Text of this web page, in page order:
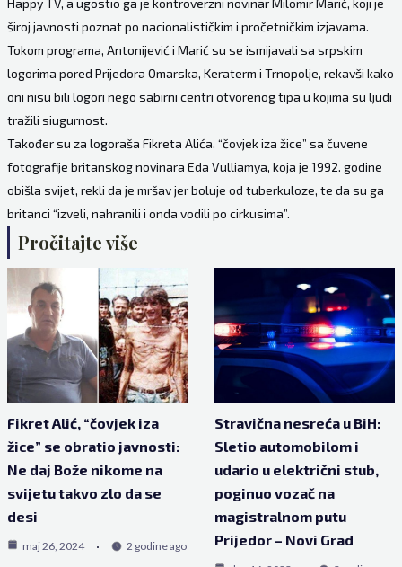
Happy TV, a ugostio ga je kontroverzni novinar Milomir Marić, koji je
široj javnosti poznat po nacionalističkim i pročetničkim izjavama.
Tokom programa, Antonijević i Marić su se ismijavali sa srpskim
logorima pored Prijedora Omarska, Keraterm i Trnopolje, rekavši kako
oni nisu bili logori nego sabirni centri otvorenog tipa u kojima su ljudi
tražili siugurnost.
Također su za logoraša Fikreta Alića, “čovjek iza žice” sa čuvene
fotografije britanskog novinara Eda Vulliamya, koja je 1992. godine
obišla svijet, rekli da je mršav jer boluje od tuberkuloze, te da su ga
britanci “izveli, nahranili i onda vodili po cirkusima”.
Pročitajte više
Fikret Alić, “čovjek iza
žice” se obratio javnosti:
Ne daj Bože nikome na
svijetu takvo zlo da se
desi
maj 26, 2024 2 godine ago
Stravična nesreća u BiH:
Sletio automobilom i
udario u električni stub,
poginuo vozač na
magistralnom putu
Prijedor – Novi Grad